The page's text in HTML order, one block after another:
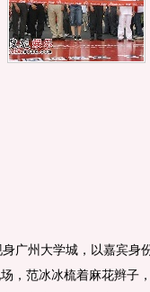
州大学城，以嘉宾身份
，范冰冰梳着麻花辫子